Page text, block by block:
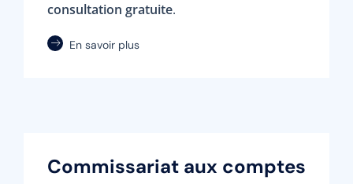
consultation gratuite.
En savoir plus
Commissariat aux comptes